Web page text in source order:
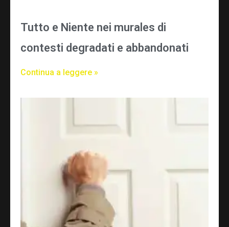
Tutto e Niente nei murales di
contesti degradati e abbandonati
Continua a leggere »